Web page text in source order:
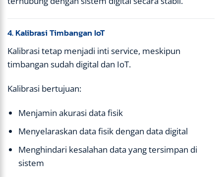
4. Kalibrasi Timbangan IoT
Kalibrasi tetap menjadi inti service, meskipun
timbangan sudah digital dan IoT.
Kalibrasi bertujuan:
Menjamin akurasi data fisik
Menyelaraskan data fisik dengan data digital
Menghindari kesalahan data yang tersimpan di
sistem